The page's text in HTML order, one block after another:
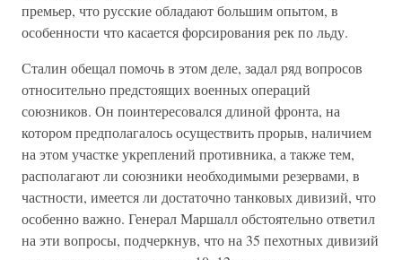
премьер, что русские обладают большим опытом, в
особенности что касается форсирования рек по льду.
Сталин обещал помочь в этом деле, задал ряд вопросов
относительно предстоящих военных операций
союзников. Он поинтересовался длиной фронта, на
котором предполагалось осуществить прорыв, наличием
на этом участке укреплений противника, а также тем,
располагают ли союзники необходимыми резервами, в
частности, имеется ли достаточно танковых дивизий, что
особенно важно. Генерал Маршалл обстоятельно ответил
на эти вопросы, подчеркнув, что на 35 пехотных дивизий